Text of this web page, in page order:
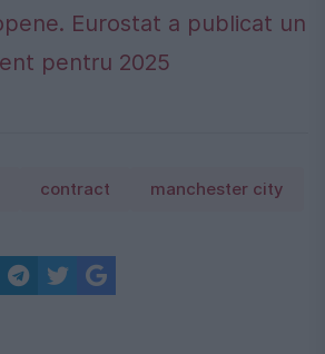
Eurostat a publicat un
pentru 2025
contract manchester city